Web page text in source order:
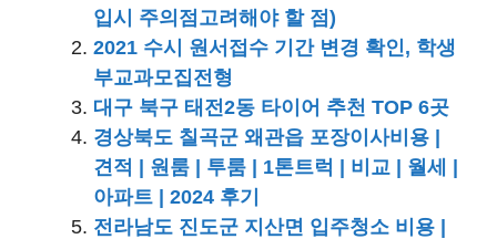
입시 주의점고려해야 할 점)
2021 수시 원서접수 기간 변경 확인, 학생
부교과모집전형
대구 북구 태전2동 타이어 추천 TOP 6곳
경상북도 칠곡군 왜관읍 포장이사비용 |
견적 | 원룸 | 투룸 | 1톤트럭 | 비교 | 월세 |
아파트 | 2024 후기
전라남도 진도군 지산면 입주청소 비용 |